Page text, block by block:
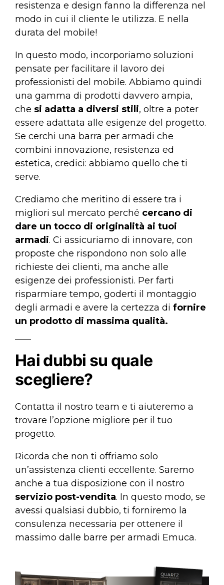
resistenza e design fanno la differenza nel
modo in cui il cliente le utilizza. E nella
durata del mobile!
In questo modo, incorporiamo soluzioni
pensate per facilitare il lavoro dei
professionisti del mobile. Abbiamo quindi
una gamma di prodotti davvero ampia,
che si adatta a diversi stili, oltre a poter
essere adattata alle esigenze del progetto.
Se cerchi una barra per armadi che
combini innovazione, resistenza ed
estetica, credici: abbiamo quello che ti
serve.
Crediamo che meritino di essere tra i
migliori sul mercato perché cercano di
dare un tocco di originalità ai tuoi
armadi. Ci assicuriamo di innovare, con
proposte che rispondono non solo alle
richieste dei clienti, ma anche alle
esigenze dei professionisti. Per farti
risparmiare tempo, goderti il montaggio
degli armadi e avere la certezza di fornire
un prodotto di massima qualità.
Hai dubbi su quale
scegliere?
Contatta il nostro team e ti aiuteremo a
trovare l’opzione migliore per il tuo
progetto.
Ricorda che non ti offriamo solo
un’assistenza clienti eccellente. Saremo
anche a tua disposizione con il nostro
servizio post-vendita. In questo modo, se
avessi qualsiasi dubbio, ti forniremo la
consulenza necessaria per ottenere il
massimo dalle barre per armadi Emuca.